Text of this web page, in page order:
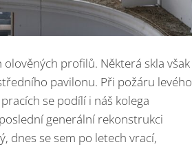
profilů. Některá skla však
pavilonu. Při požáru levého
se podílí i náš kolega
generální rekonstrukci
dnes se sem po letech vrací,